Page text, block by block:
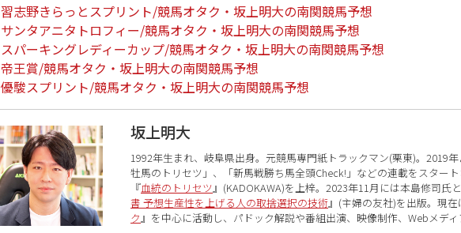
習志野きらっとスプリント/競馬オタク・坂上明大の南関競馬予想
サンタアニタトロフィー/競馬オタク・坂上明大の南関競馬予想
スパーキングレディーカップ/競馬オタク・坂上明大の南関競馬予想
帝王賞/競馬オタク・坂上明大の南関競馬予想
優駿スプリント/競馬オタク・坂上明大の南関競馬予想
坂上明大
1992年生まれ、岐阜県出身。元競馬専門紙トラックマン(栗東)。2019
牡馬のトリセツ」、「新馬戦勝ち馬全頭Check!」などの連載をスター
『血統のトリセツ 』(KADOKAWA)を上梓。2023年11月には本島修司氏
書 予想生産性を上げる人の取捨選択の技術』(主婦の友社)を出版。現
ク 』を中心に活動し、パドック解説や番組出演、映像制作、Webメディ